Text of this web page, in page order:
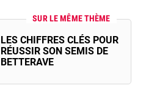
SUR LE MÊME THÈME
LES CHIFFRES CLÉS POUR
RÉUSSIR SON SEMIS DE
BETTERAVE